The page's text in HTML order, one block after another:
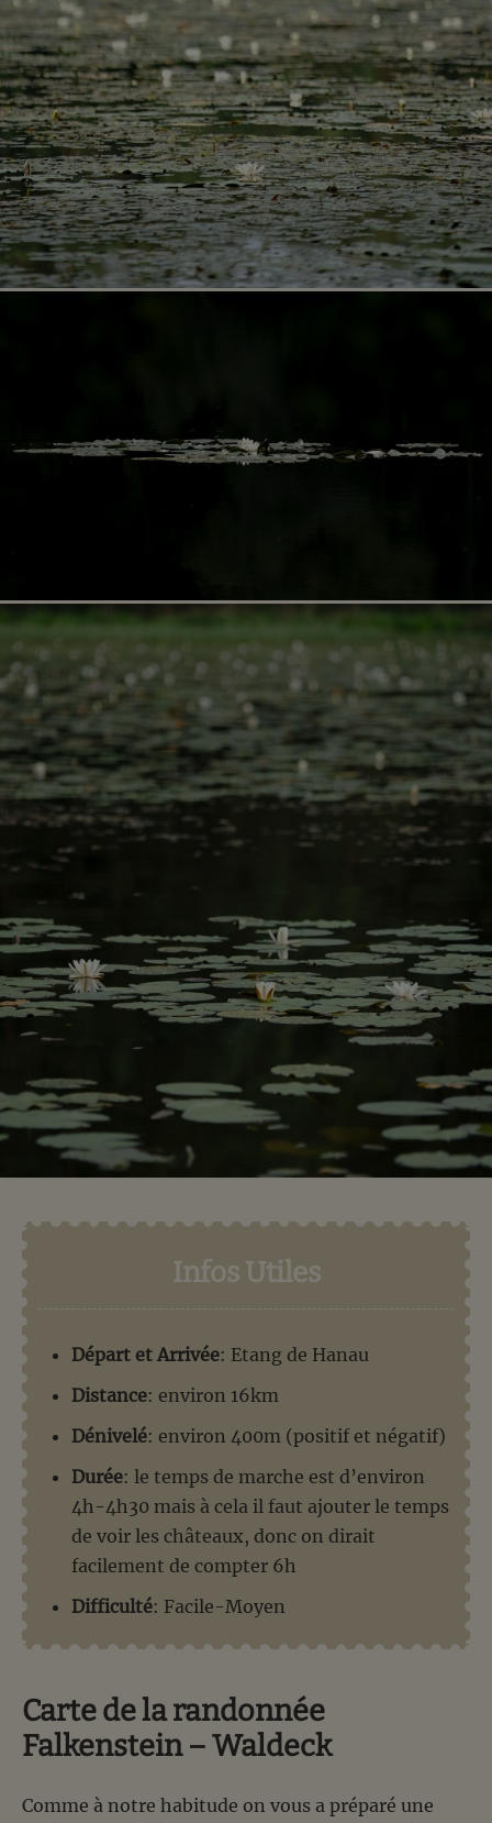
Infos Utiles
Départ et Arrivée: Etang de Hanau
Distance: environ 16km
Dénivelé: environ 400m (positif et négatif)
Durée: le temps de marche est d’environ
4h-4h30 mais à cela il faut ajouter le temps
de voir les châteaux, donc on dirait
facilement de compter 6h
Difficulté: Facile-Moyen
Carte de la randonnée
Falkenstein – Waldeck
Comme à notre habitude on vous a préparé une